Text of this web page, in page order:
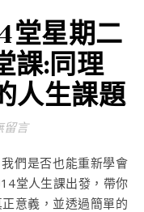
堂星期二
課:同理
人生課題
留言
堂人生課出發，帶你
意義，並透過簡單的